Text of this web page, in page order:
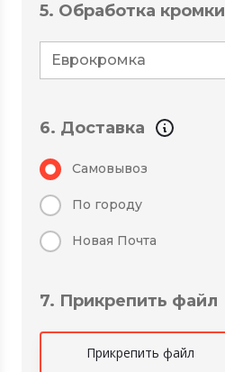
5. Обработка кромки
6. Доставка
Самовывоз
По городу
Новая Почта
7. Прикрепить файл
Прикрепить файл